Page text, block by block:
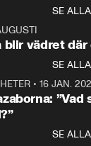
centrum i
avsnittet av
Makten”. Se
Aftonbladets
Rohwedder
Thand Ring
SE ALLA
blir vädret där
SE ALLA
• 16 JAN.
SE ALLA